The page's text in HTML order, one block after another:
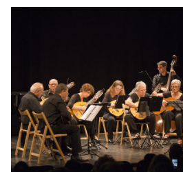
educativa de la ONCE en
donde se coordina toda la
organizó un Servicio de
Combinada (SEC) para poner
maquinaria del nuevo curso